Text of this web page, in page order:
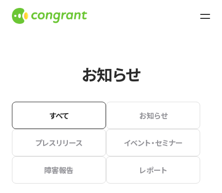
お知らせ
すべて お知らせ
プレスリリース イベント・セミナー
障害報告 レポート